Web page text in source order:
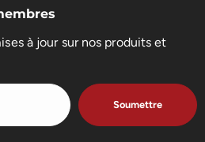
à jour sur nos produits et
Soumettre